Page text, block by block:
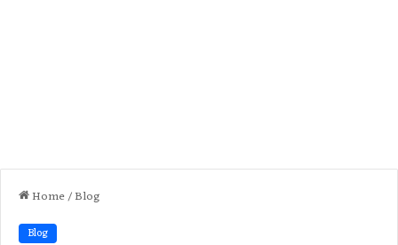
Home/Blog
Blog